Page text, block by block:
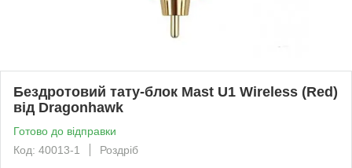
Бездротовий тату-блок Mast U1 Wireless (Red)
від Dragonhawk
Готово до відправки
Код: 40013-1
Роздріб